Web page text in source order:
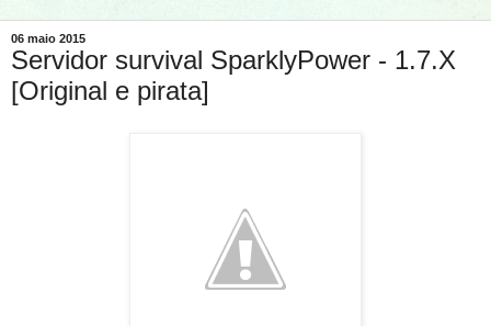
06 maio 2015
Servidor survival SparklyPower - 1.7.X
[Original e pirata]